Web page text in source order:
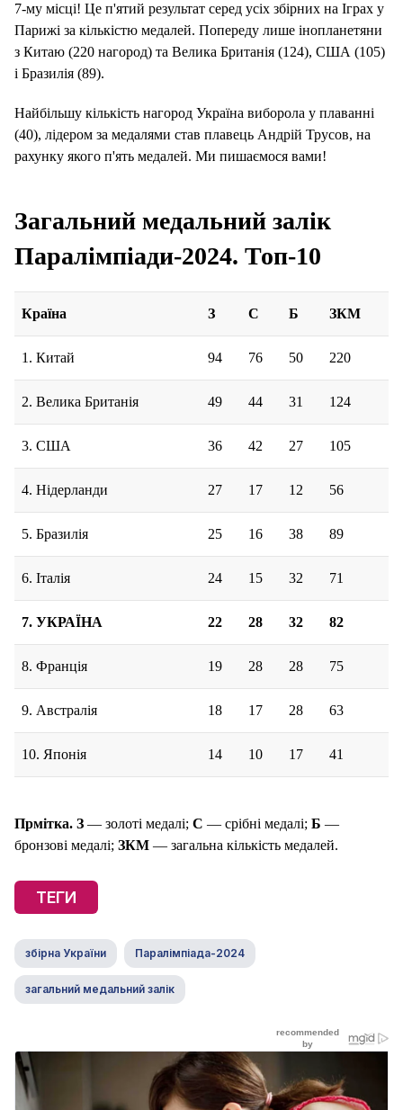
7-му місці! Це п'ятий результат серед усіх збірних на Іграх у
Парижі за кількістю медалей. Попереду лише інопланетяни
з Китаю (220 нагород) та Велика Британія (124), США (105)
і Бразилія (89).
Найбільшу кількість нагород Україна виборола у плаванні
(40), лідером за медалями став плавець Андрій Трусов, на
рахунку якого п'ять медалей. Ми пишаємося вами!
Загальний медальний залік
Паралімпіади-2024. Топ-10
Країна З С Б ЗКМ
1. Китай 94 76 50 220
2. Велика Британія 49 44 31 124
3. США 36 42 27 105
4. Нідерланди 27 17 12 56
5. Бразилія 25 16 38 89
6. Італія 24 15 32 71
7. УКРАЇНА 22 28 32 82
8. Франція 19 28 28 75
9. Австралія 18 17 28 63
10. Японія 14 10 17 41
Прмітка. З — золоті медалі; С — срібні медалі; Б —
бронзові медалі; ЗКМ — загальна кількість медалей.
ТЕГИ
збірна України Паралімпіада-2024
загальний медальний залік